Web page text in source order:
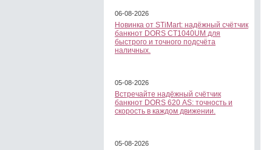
06-08-2026
Новинка от STiMart: надёжный счётчик
банкнот DORS CT1040UM для
быстрого и точного подсчёта
наличных.
05-08-2026
Встречайте надёжный счётчик
банкнот DORS 620 АS: точность и
скорость в каждом движении.
05-08-2026